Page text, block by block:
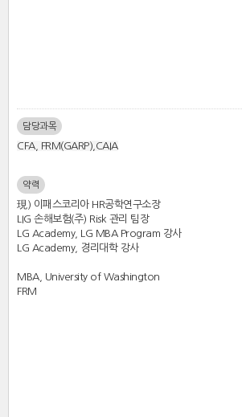
담당과목
CFA, FRM(GARP),CAIA
약력
現) 이패스코리아 HR공학연구소장
LIG 손해보험(주) Risk 관리 팀장
LG Academy, LG MBA Program 강사
LG Academy, 경리대학 강사
MBA, University of Washington
FRM